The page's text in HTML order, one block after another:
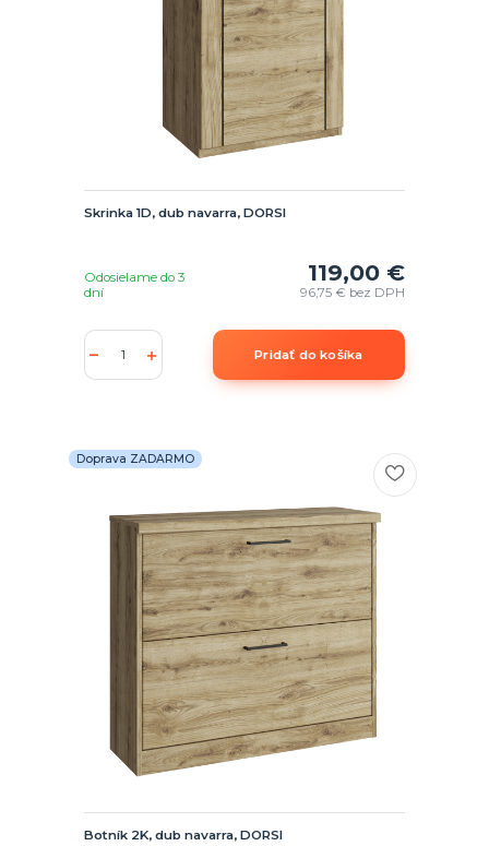
Skrinka 1D, dub navarra, DORSI
119,00 €
96,75 € bez DPH
Odosielame do 3
dní
Pridať do košíka
Doprava ZADARMO
Botník 2K, dub navarra, DORSI